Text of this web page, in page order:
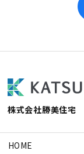
株式会社勝美住宅
HOME